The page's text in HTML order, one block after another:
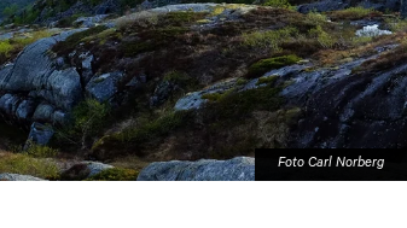
Foto Carl Norberg